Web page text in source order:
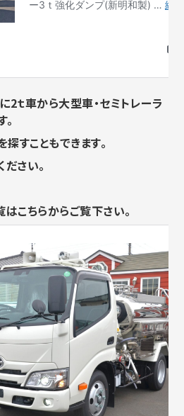
ｔ車から大型車・セミトレーラ
すこともできます。
さい。
こちらからご覧下さい。